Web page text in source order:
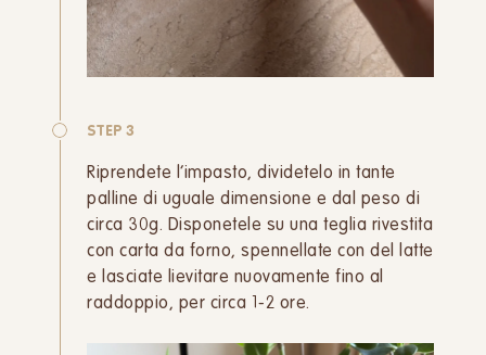
STEP 3
Riprendete l’impasto, dividetelo in tante
palline di uguale dimensione e dal peso di
circa 30g. Disponetele su una teglia rivestita
con carta da forno, spennellate con del latte
e lasciate lievitare nuovamente fino al
raddoppio, per circa 1-2 ore.